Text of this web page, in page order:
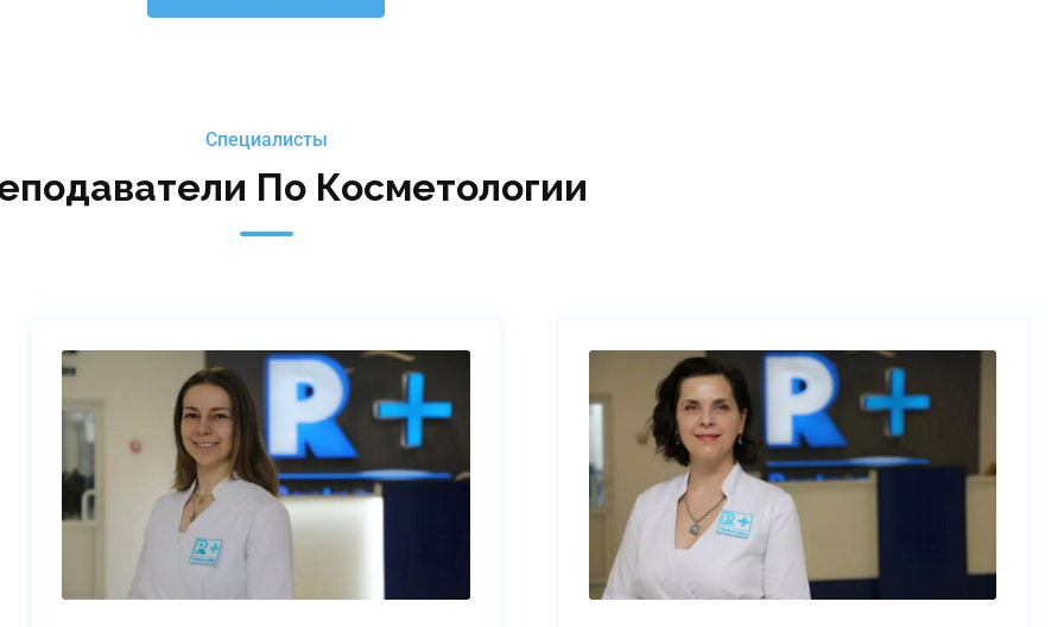
Литвинец Оксана Васильевна
Подробнее Подробнее
Специалисты
По Косметологии